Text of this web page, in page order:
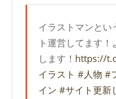
イラストマンとい
ト運営してます
します！ https://
イラスト #人物 #
イン #サイト更新